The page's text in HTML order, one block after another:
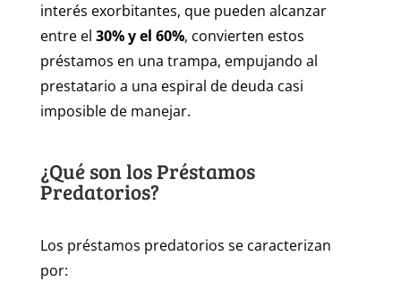
interés exorbitantes, que pueden alcanzar
entre el 30% y el 60%, convierten estos
préstamos en una trampa, empujando al
prestatario a una espiral de deuda casi
imposible de manejar.
¿Qué son los Préstamos
Predatorios?
Los préstamos predatorios se caracterizan
por: